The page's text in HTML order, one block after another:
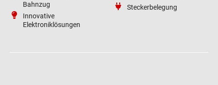
Bahnzug
Innovative
Elektroniklösungen
Steckerbelegung